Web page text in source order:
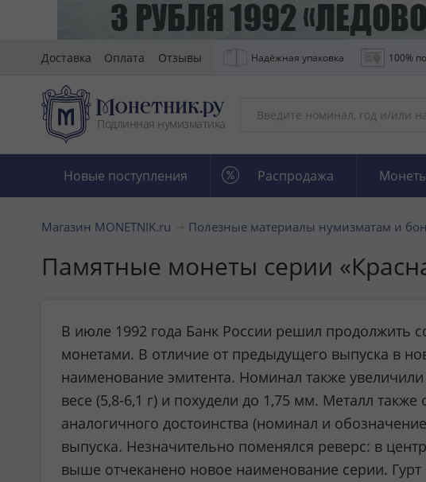
Доставка Оплата Отзывы Надёжная упаковка 100%
Подлинная нумизматика
Новые поступления Распродажа
Магазин MONETNIK.ru Полезные материалы нумизматам и
Памятные монеты серии
В июле 1992 года Банк России решил продолжить
монетами. В отличие от предыдущего выпуска в
наименование эмитента. Номинал также
весе (5,8-6,1 г) и похудели до 1,75 мм. Металл
аналогичного достоинства (номинал и
выпуска. Незначительно поменялся реверс: в
выше отчеканено новое наименование серии.